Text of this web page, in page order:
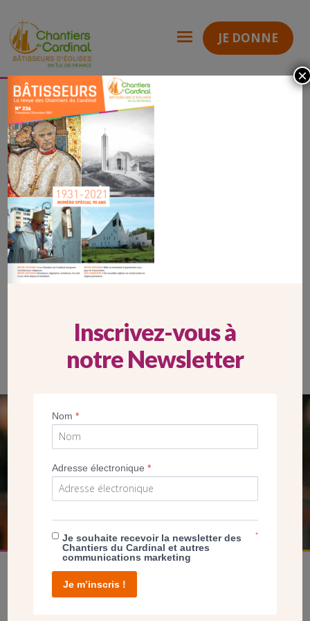
JE DONNE
Chantiers
du
Cardinal
Revue 236 UNE revue 236
UNE REVUE 236
SEUL VOTRE DON
NOUS PERMET D’AGIR
FAIRE UN DON
Inscrivez-vous à
notre Newsletter
Nom*
Adresse électronique*
Je souhaite recevoir la newsletter des
Chantiers du Cardinal et autres
communications marketing
*
Je m’inscris !
×